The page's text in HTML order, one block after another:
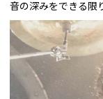
音の深みをできる限